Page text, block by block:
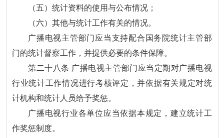
（五）统计资料的使用与公布情况；
（六）其他与统计工作有关的情况。
广播电视主管部门应当支持配合国务院统计主管部
门的统计督察工作，并提供必要的条件保障。
第二十八条 广播电视主管部门应当定期对广播电视
行业统计工作情况进行考核评定，并依据有关规定对统
计机构和统计人员给予奖惩。
广播电视行业各单位应当依据本规定，建立统计工
作奖惩制度。